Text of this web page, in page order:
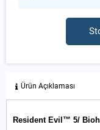
Ürün Açıklaması
Resident Evil™ 5/